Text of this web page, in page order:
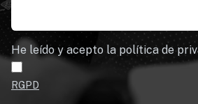
He leído y acepto la política de
RGPD